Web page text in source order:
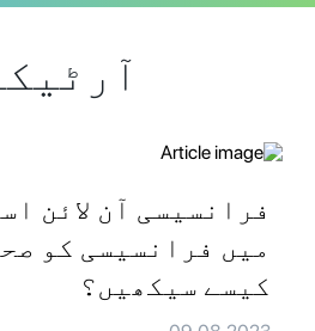
فرانسیسی آن لائن
میں فرانسیسی کو
کیسے سیکھیں؟